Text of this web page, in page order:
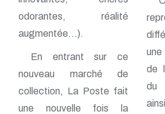
odorantes, réalité
augmentée…).
En entrant sur ce
nouveau marché de
collection, La Poste fait
une nouvelle fois la
de
du